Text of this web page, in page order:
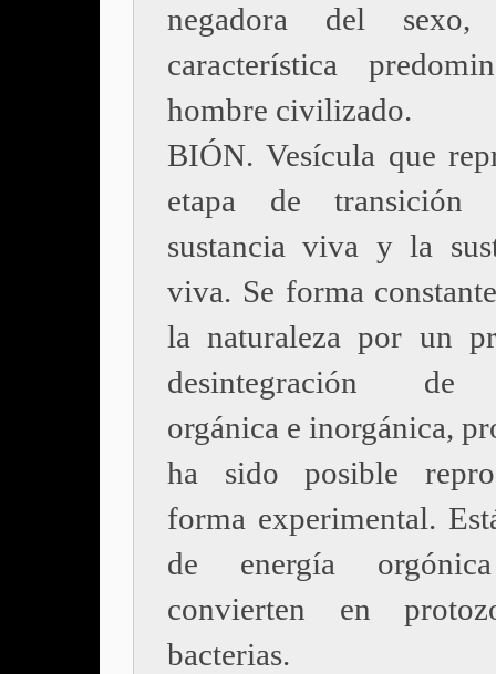
negadora del
característica
hombre civilizado.
BIÓN. Vesícula que
etapa de transición
sustancia viva y la
viva. Se forma
la naturaleza por un
desintegración de
orgánica e inorgánica,
ha sido posible
forma experimental.
de energía
convierten en
bacterias.